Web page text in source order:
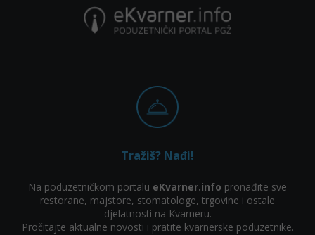
Tražiš? Nađi!
Na poduzetničkom portalu eKvarner.info pronađite sve
restorane, majstore, stomatologe, trgovine i ostale
djelatnosti na Kvarneru.
Pročitajte aktualne novosti i pratite kvarnerske poduzetnike.